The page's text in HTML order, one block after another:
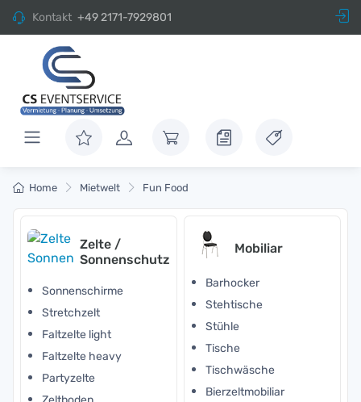
Kontakt +49 2171-7929801
Home Mietwelt Fun Food
Zelte /
Sonnenschutz
Sonnenschirme
Stretchzelt
Faltzelte light
Faltzelte heavy
Partyzelte
Mobiliar
Barhocker
Stehtische
Stühle
Tische
Tischwäsche
Bierzeltmobiliar